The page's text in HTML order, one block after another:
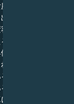
の土星の几帳面
会うとき、あな
の源となる。あ
ような力で行動
的な方法で他人
る：あなたの牡
行動を通して、
。しかし、乙女
価値あるものを